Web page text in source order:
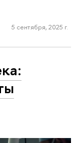
5 сентября, 2025 г.